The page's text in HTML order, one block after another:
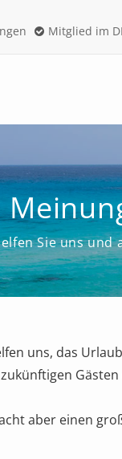
Mitglied im
Sie uns und
uns, das
aber einen